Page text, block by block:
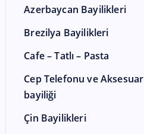
Azerbaycan Bayilikleri
Brezilya Bayilikleri
Cafe – Tatlı – Pasta
Cep Telefonu ve Aksesuar
bayiliği
Çin Bayilikleri